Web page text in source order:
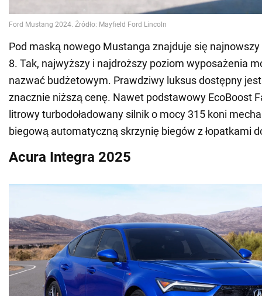
Pod maską nowego Mustanga znajduje się
8. Tak, najwyższy i najdroższy poziom wyposażenia
nazwać budżetowym. Prawdziwy luksus dostępny
znacznie niższą cenę. Nawet podstawowy EcoBoost
litrowy turbodoładowany silnik o mocy 315 koni
biegową automatyczną skrzynię biegów z łopatkami
Acura Integra 2025